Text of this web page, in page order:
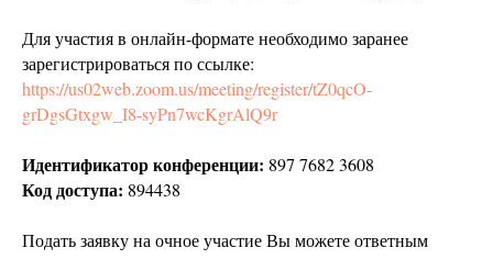
Для участия в онлайн-формате необходимо заранее
зарегистрироваться по ссылке:
https://us02web.zoom.us/meeting/register/tZ0qcO-
grDgsGtxgw_I8-syPn7wcKgrAlQ9r
Идентификатор конференции: 897 7682 3608
Код доступа: 894438
Подать заявку на очное участие Вы можете ответным